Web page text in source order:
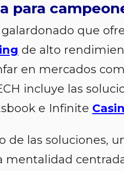
para
que
de alto
en mercados
incluye las
e Infinite
de las soluciones,
mentalidad